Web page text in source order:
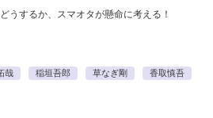
うするか、スマオタが懸命に考える！
哉 稲垣吾郎 草なぎ剛 香取慎吾